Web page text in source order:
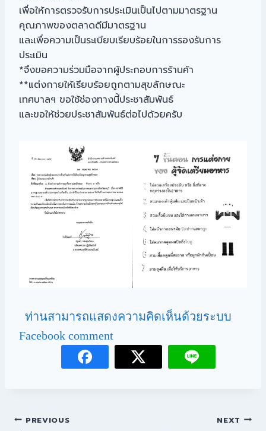
เพื่อให้การตรวจรับการประเมินเป็นไปตามมาตรฐาน
คุณภาพของตลาดดีมีมาตรฐาน
และเพื่อความเป็นระเบียบเรียบร้อยในการรองรับการ
ประเมิน
*จึงขอความร่วมมือจากผู้ประกอบการร้านค้า
**แต่งกายให้เรียบร้อยถูกตามสุขลักษณะ
เทศบาลฯ ขอใช้ช่องทางนี้ประชาสัมพันธ์
และขอให้ช่วยประชาสัมพันธ์ต่อไปด้วยครับ
ท่านสามารถแสดงความคิดเห็นด้วยระบบ
Facebook comment
PREVIOUS NEXT